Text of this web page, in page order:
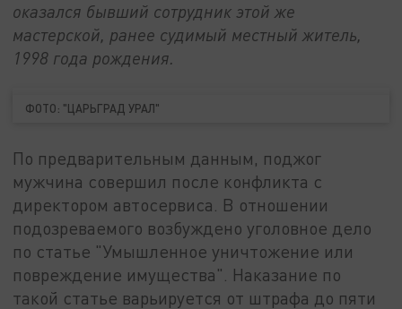
оказался бывший сотрудник этой же
мастерской, ранее судимый местный житель,
1998 года рождения.
ФОТО: "ЦАРЬГРАД УРАЛ"
По предварительным данным, поджог
мужчина совершил после конфликта с
директором автосервиса. В отношении
подозреваемого возбуждено уголовное дело
по статье "Умышленное уничтожение или
повреждение имущества". Наказание по
такой статье варьируется от штрафа до пяти